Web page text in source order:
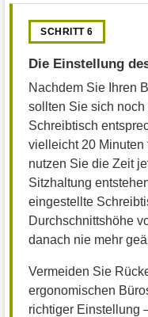
SCHRITT 6
Die Einstellung
Nachdem Sie Ihren
sollten Sie sich
Schreibtisch
vielleicht 20
nutzen Sie die Zeit
Sitzhaltung
eingestellte
Durchschnittshöhe
danach nie mehr
Vermeiden Sie
ergonomischen
richtiger Einstellung